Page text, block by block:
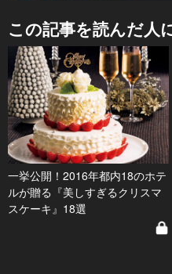
この記事を読んだ人
一挙公開！2016年都内18のホテ
ルが贈る『美しすぎるクリスマ
スケーキ』18選